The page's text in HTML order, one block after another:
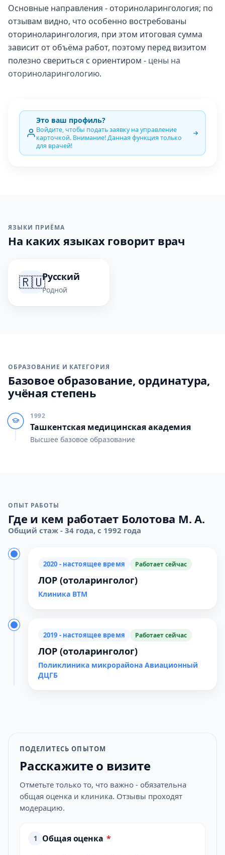
Основные направления - оториноларингология; по
отзывам видно, что особенно востребованы
оториноларингология, при этом итоговая сумма
зависит от объёма работ, поэтому перед визитом
полезно свериться с ориентиром - цены на
оториноларингологию.
Это ваш профиль?
Войдите, чтобы подать заявку на управление
карточкой. Внимание! Данная функция только
для врачей!
ЯЗЫКИ ПРИЁМА
На каких языках говорит врач
🇷🇺Русский
Родной
ОБРАЗОВАНИЕ И КАТЕГОРИЯ
Базовое образование, ординатура,
учёная степень
1992
Ташкентская медицинская академия
Высшее базовое образование
ОПЫТ РАБОТЫ
Где и кем работает Болотова М. А.
Общий стаж - 34 года, с 1992 года
2020 - настоящее время Работает сейчас
ЛОР (отоларинголог)
Клиника ВТМ
2019 - настоящее время Работает сейчас
ЛОР (отоларинголог)
Поликлиника микрорайона Авиационный
ДЦГБ
ПОДЕЛИТЕСЬ ОПЫТОМ
Расскажите о визите
Отметьте только то, что важно - обязательна
общая оценка и клиника. Отзывы проходят
модерацию.
1 Общая оценка *